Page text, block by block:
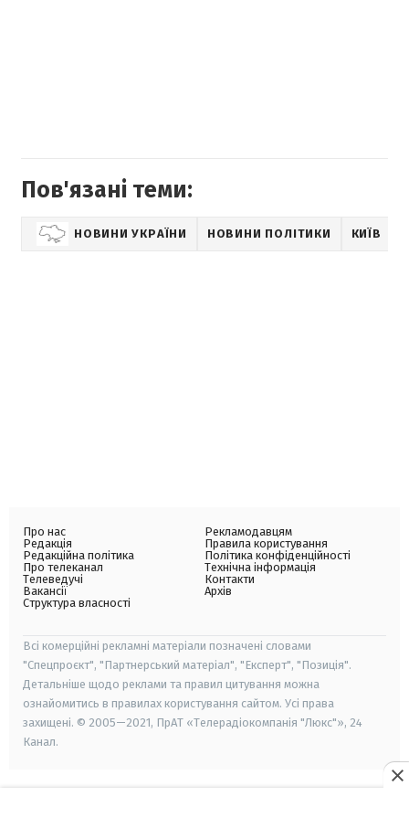
Пов'язані теми:
НОВИНИ УКРАЇНИ НОВИНИ ПОЛІТИКИ КИЇВ
Про нас
Редакція
Редакційна політика
Про телеканал
Телеведучі
Вакансії
Структура власності
Рекламодавцям
Правила користування
Політика конфіденційності
Технічна інформація
Контакти
Архів
Всі комерційні рекламні матеріали позначені словами
"Спецпроєкт", "Партнерський матеріал", "Експерт", "Позиція".
Детальніше щодо реклами та правил цитування можна
ознайомитись в правилах користування сайтом. Усі права
захищені. © 2005—2021, ПрАТ «Телерадіокомпанія "Люкс"», 24
Канал.